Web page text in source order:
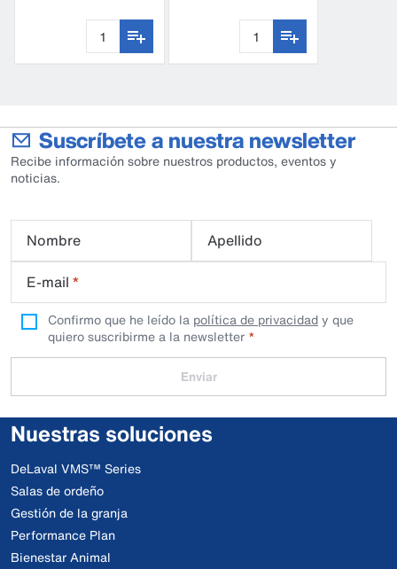
Suscríbete a nuestra newsletter
Recibe información sobre nuestros productos, eventos y
noticias.
Nombre
Apellido
E-mail *
Confirmo que he leído la política de privacidady que
quiero suscribirme a la newsletter
Enviar
Nuestras soluciones
DeLaval VMS™ Series
Salas de ordeño
Gestión de la granja
Performance Plan
Bienestar Animal